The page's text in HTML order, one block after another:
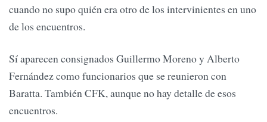
cuando no supo quién era otro de los intervinientes en uno
de los encuentros.
Sí aparecen consignados Guillermo Moreno y Alberto
Fernández como funcionarios que se reunieron con
Baratta. También CFK, aunque no hay detalle de esos
encuentros.